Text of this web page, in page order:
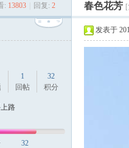
› › ›
: 13803 回复: 2 春色花芳
1
回帖
32
积分
路
32
发表于